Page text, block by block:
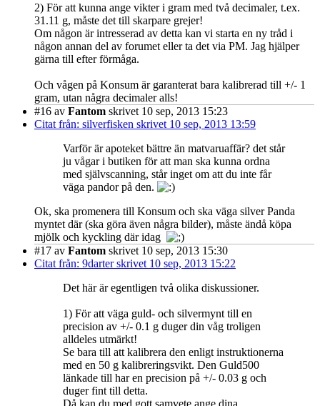
2) För att kunna ange vikter i gram med två decimaler, t.ex.
31.11 g, måste det till skarpare grejer!
Om någon är intresserad av detta kan vi starta en ny tråd i
någon annan del av forumet eller ta det via PM. Jag hjälper
gärna till efter förmåga.
Och vågen på Konsum är garanterat bara kalibrerad till +/- 1
gram, utan några decimaler alls!
#16 av Fantom skrivet 10 sep, 2013 15:23
Citat från: silverfisken skrivet 10 sep, 2013 13:59
Varför är apoteket bättre än matvaruaffär? det står
ju vågar i butiken för att man ska kunna ordna
med självscanning, står inget om att du inte får
väga pandor på den.
Ok, ska promenera till Konsum och ska väga silver Panda
myntet där (ska göra även några bilder), måste ändå köpa
mjölk och kyckling där idag
#17 av Fantom skrivet 10 sep, 2013 15:30
Citat från: 9darter skrivet 10 sep, 2013 15:22
Det här är egentligen två olika diskussioner.
1) För att väga guld- och silvermynt till en
precision av +/- 0.1 g duger din våg troligen
alldeles utmärkt!
Se bara till att kalibrera den enligt instruktionerna
med en 50 g kalibreringsvikt. Den Guld500
länkade till har en precision på +/- 0.03 g och
duger fint till detta.
Då kan du med gott samvete ange dina